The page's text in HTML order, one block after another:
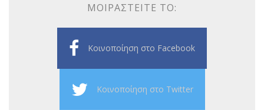
ΜΟΙΡΑΣΤΕΊΤΕ ΤΟ:
Κοινοποίηση στο Facebook
Κοινοποίηση στο Twitter